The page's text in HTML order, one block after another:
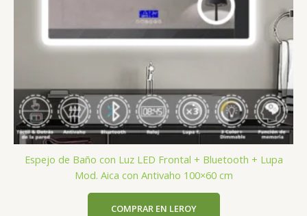
Espejo de Baño con Luz LED Frontal + Bluetooth + Lupa
Mod. Aica con Antivaho 100×60 cm
COMPRAR EN LEROY